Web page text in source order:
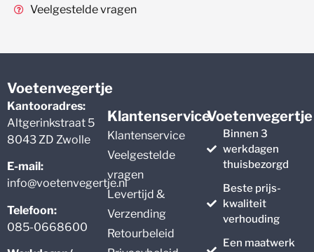
Veelgestelde vragen
Voetenvegertje
Kantooradres:
Altgerinkstraat 5
8043 ZD Zwolle
E-mail:
info@voetenvegertje.nl
Telefoon:
085-0668600
Klantenservice
Klantenservice
Veelgestelde
vragen
Levertijd &
Verzending
Retourbeleid
Voetenvegertje
Binnen 3
werkdagen
thuisbezorgd
Beste prijs-
kwaliteit
verhouding
Een maatwerk